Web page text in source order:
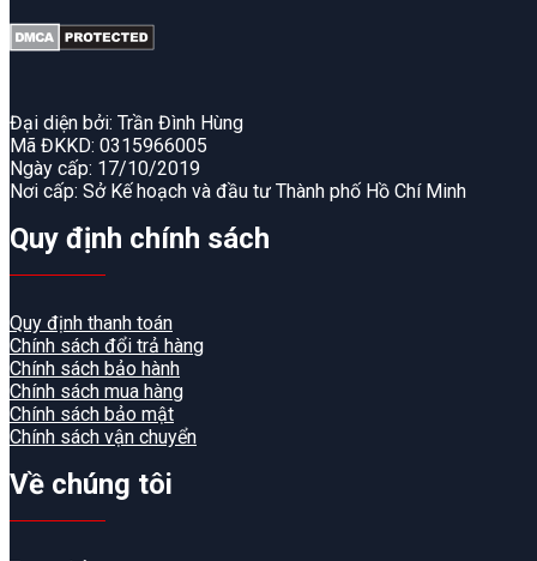
Đại diện bởi: Trần Đình Hùng
Mã ĐKKD: 0315966005
Ngày cấp: 17/10/2019
Nơi cấp: Sở Kế hoạch và đầu tư Thành phố Hồ Chí Minh
Quy định chính sách
Quy định thanh toán
Chính sách đổi trả hàng
Chính sách bảo hành
Chính sách mua hàng
Chính sách bảo mật
Chính sách vận chuyển
Về chúng tôi